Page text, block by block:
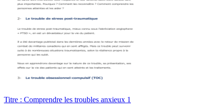
Titre : Comprendre les troubles anxieux 1